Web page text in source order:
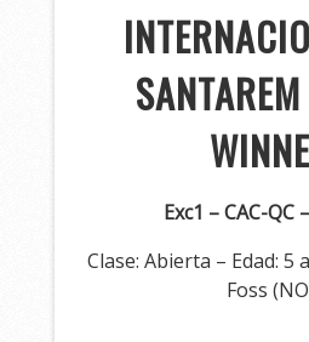
Exc1 – CAC-QC
Clase: Abierta – Edad: 5
Foss